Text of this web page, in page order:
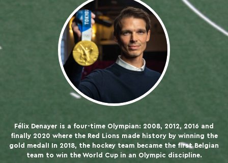
Félix Denayer is a four-time Olympian: 2008, 2012, 2016 and
finally 2020 where the Red Lions made history by winning the
gold medal! In 2018, the hockey team became the first Belgian
team to win the World Cup in an Olympic discipline.